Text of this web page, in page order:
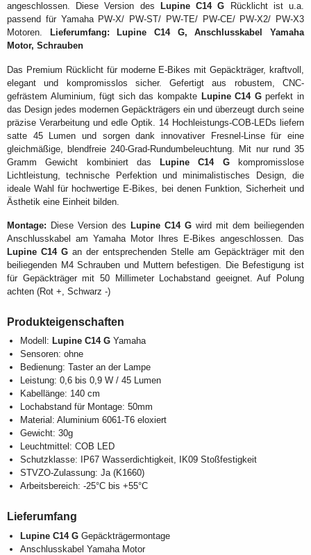
angeschlossen. Diese Version des
Lupine C14 G Rücklicht ist u.a.
passend für Yamaha PW-X/ PW-ST/ PW-TE/ PW-CE/ PW-X2/ PW-X3
Motoren.
Lieferumfang: Lupine C14 G, Anschlusskabel Yamaha
Motor, Schrauben
Das Premium Rücklicht für moderne E-Bikes mit Gepäckträger, kraftvoll,
elegant und kompromisslos sicher. Gefertigt aus robustem, CNC-
gefrästem Aluminium, fügt sich das kompakte Lupine C14 Gperfekt in
das Design jedes modernen Gepäckträgers ein und überzeugt durch seine
präzise Verarbeitung und edle Optik. 14 Hochleistungs-COB-LEDs liefern
satte 45 Lumen und sorgen dank innovativer Fresnel-Linse für eine
gleichmäßige, blendfreie 240-Grad-Rundumbeleuchtung. Mit nur rund 35
Gramm Gewicht kombiniert dasLupine C14 Gkompromisslose
Lichtleistung, technische Perfektion und minimalistisches Design, die
ideale Wahl für hochwertige E-Bikes, bei denen Funktion, Sicherheit und
Ästhetik eine Einheit bilden.
Montage: Diese Version des Lupine C14 G wird mit dem beiliegenden
Anschlusskabel am Yamaha Motor Ihres E-Bikes angeschlossen. Das
Lupine C14 G an der entsprechenden Stelle am Gepäckträger mit den
beiliegenden M4 Schrauben und Muttern befestigen. Die Befestigung ist
für Gepäckträger mit 50 Millimeter Lochabstand geeignet. Auf Polung
achten (Rot +, Schwarz -)
Produkteigenschaften
Modell: Lupine C14 G Yamaha
Sensoren: ohne
Bedienung: Taster an der Lampe
Leistung: 0,6 bis 0,9 W / 45 Lumen
Kabellänge: 140 cm
Lochabstand für Montage: 50mm
Material: Aluminium 6061-T6 eloxiert
Gewicht: 30g
Leuchtmittel: COB LED
Schutzklasse: IP67 Wasserdichtigkeit, IK09 Stoßfestigkeit
STVZO-Zulassung: Ja (K1660)
Arbeitsbereich: -25°C bis +55°C
Lieferumfang
Lupine C14 G Gepäckträgermontage
Anschlusskabel Yamaha Motor